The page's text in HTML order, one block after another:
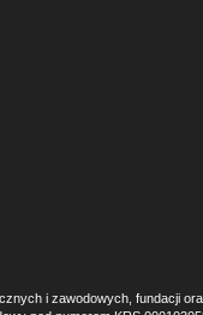
i zawodowych, fundacji